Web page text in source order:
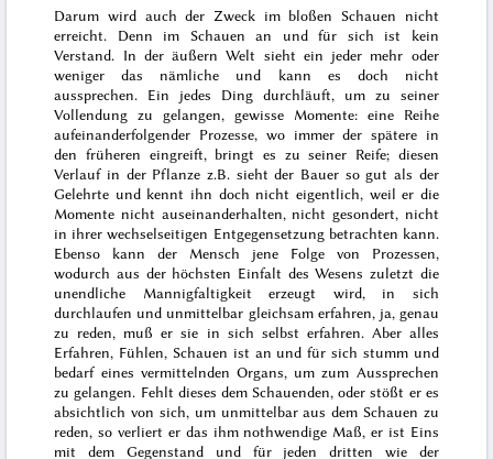
Darum wird auch der Zweck im bloßen Schauen nicht
erreicht. Denn im Schauen an und für sich ist kein
Verstand. In der äußern Welt sieht ein jeder mehr oder
weniger das nämliche und kann es doch nicht
aussprechen. Ein jedes Ding durchläuft, um zu seiner
Vollendung zu gelangen, gewisse Momente: eine Reihe
aufeinanderfolgender Prozesse, wo immer der spätere in
den früheren eingreift, bringt es zu seiner Reife; diesen
Verlauf in der Pflanze z.B. sieht der Bauer so gut als der
Gelehrte und kennt ihn doch nicht eigentlich, weil er die
Momente nicht auseinanderhalten, nicht gesondert, nicht
in ihrer wechselseitigen Entgegensetzung betrachten kann.
Ebenso kann der Mensch jene Folge von Prozessen,
wodurch aus der höchsten Einfalt des Wesens zuletzt die
unendliche Mannigfaltigkeit erzeugt wird, in sich
durchlaufen und unmittelbar gleichsam erfahren, ja, genau
zu reden, muß er sie in sich selbst erfahren. Aber alles
Erfahren, Fühlen, Schauen ist an und für sich stumm und
bedarf eines vermittelnden Organs, um zum Aussprechen
zu gelangen. Fehlt dieses dem Schauenden, oder stößt er es
absichtlich von sich, um unmittelbar aus dem Schauen zu
reden, so verliert er das ihm nothwendige Maß, er ist Eins
mit dem Gegenstand und für jeden dritten wie der